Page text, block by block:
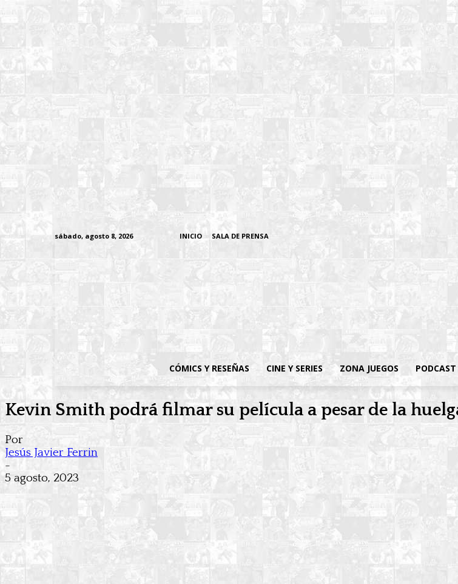
sábado, agosto 8, 2026 INICIO SALA DE PRENSA
CÓMICS Y RESEÑAS CINE Y SERIES ZONA JUEGOS PODCAST
Kevin Smith podrá filmar su película a pesar de la
Por
Jesús Javier Ferrin
-
5 agosto, 2023